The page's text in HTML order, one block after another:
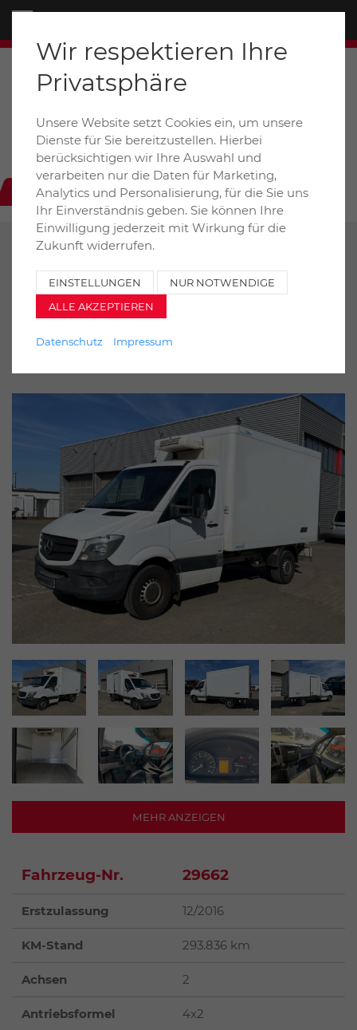
Dieselstraße 6+8a / D-31228 Peine
auto-henze@t-online.de
+49 (0) 5171 99020
Mercedes-Benz Sprinter Kühlkoffer
314 CDI Tiefkühler
MEHR ANZEIGEN
Fahrzeug-Nr. 29662
Erstzulassung 12/2016
KM-Stand 293.836 km
Achsen 2
Antriebsformel 4x2
Wir respektieren Ihre
Privatsphäre
Unsere Website setzt Cookies ein, um unsere
Dienste für Sie bereitzustellen. Hierbei
berücksichtigen wir Ihre Auswahl und
verarbeiten nur die Daten für Marketing,
Analytics und Personalisierung, für die Sie uns
Ihr Einverständnis geben. Sie können Ihre
Einwilligung jederzeit mit Wirkung für die
Zukunft widerrufen.
EINSTELLUNGEN
NUR NOTWENDIGE
ALLE AKZEPTIEREN
Datenschutz Impressum